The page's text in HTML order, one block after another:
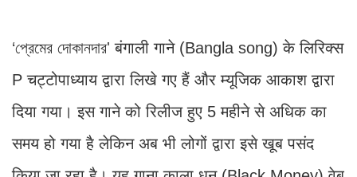
‘প্রেমের দোকানদার' बंगाली गाने (Bangla song) के लिरिक्स
P चट्टोपाध्याय द्वारा लिखे गए हैं और म्यूजिक आकाश द्वारा
दिया गया। इस गाने को रिलीज हुए 5 महीने से अधिक का
समय हो गया है लेकिन अब भी लोगों द्वारा इसे खूब पसंद